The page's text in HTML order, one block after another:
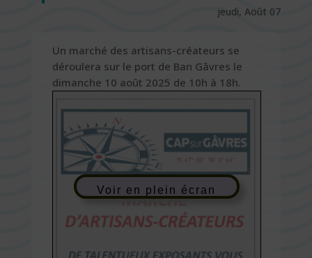
jeudi, Août 07
Un marché des artisans-créateurs se
déroulera sur le port de Ban Gâvres le
dimanche 10 août 2025 de 10h à 18h.
Voir en plein écran